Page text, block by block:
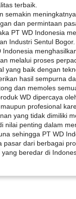
terbaik.
semakin
dan permintaan
PT WD Indonesia
Industri Sentul Bogor.
Indonesia
melalui proses
yang baik dengan
hasil sempurna
dan memoles
WD dipercaya
profesional
yang tidak dimiliki
nilai penting dalam
sehingga PT WD
pasar dari berbagai
yang beredar di